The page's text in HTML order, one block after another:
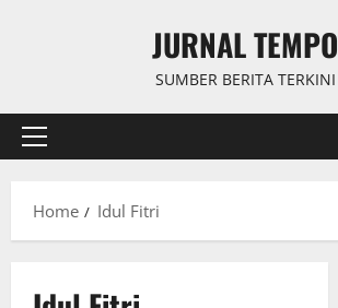
JURNAL TEMPO
SUMBER BERITA TERKINI
Primary
Home
Idul Fitri